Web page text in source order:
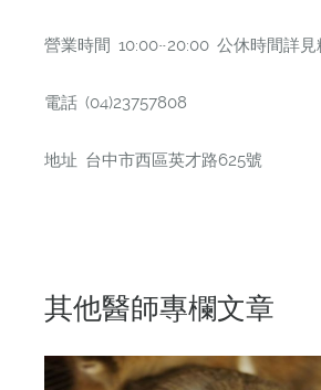
營業時間 10:00~20:00 公休時間詳見
電話 (04)23757808
地址 台中市西區英才路625號
其他醫師專欄文章